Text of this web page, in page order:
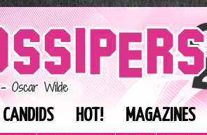
CANDIDS HOT! MAGAZINES